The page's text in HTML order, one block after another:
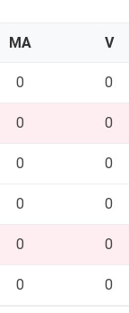
MA V
0 0
0 0
0 0
0 0
0 0
0 0